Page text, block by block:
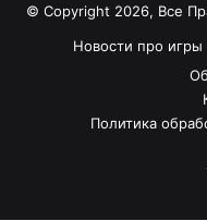
© Copyright 2026, Все
Новости про игры
Политика